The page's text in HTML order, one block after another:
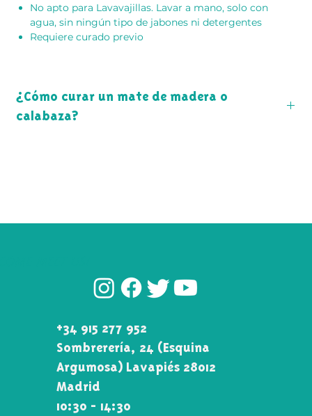
No apto para Lavavajillas. Lavar a mano, solo con
agua, sin ningún tipo de jabones ni detergentes
Requiere curado previo
¿Cómo curar un mate de madera o
calabaza?
+34 915 277 952
Sombrerería, 24 (Esquina\
Argumosa) Lavapiés 28012
Madrid
10:30 - 14:30